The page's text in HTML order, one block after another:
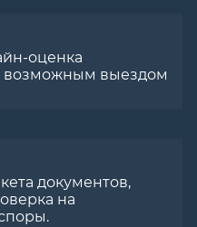
оценка
возможным выездом
документов,
на